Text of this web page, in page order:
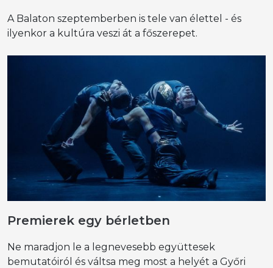
A Balaton szeptemberben is tele van élettel - és
ilyenkor a kultúra veszi át a főszerepet.
Premierek egy bérletben
Ne maradjon le a legnevesebb együttesek
bemutatóiról és váltsa meg most a helyét a Győri